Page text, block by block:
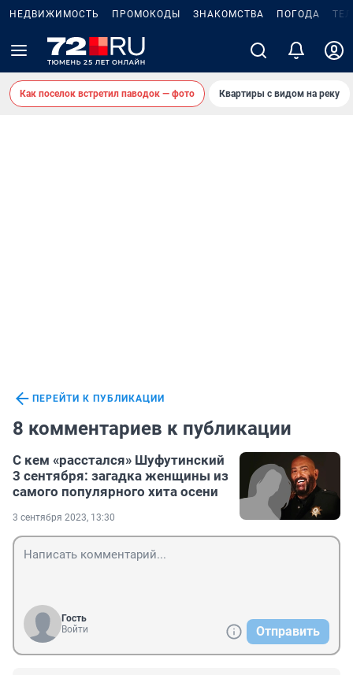
НЕДВИЖИМОСТЬ ПРОМОКОДЫ ЗНАКОМСТВА ПОГОДА
Как поселок встретил паводок — фото Квартиры с видом на реку
ПЕРЕЙТИ К ПУБЛИКАЦИИ
8 комментариев к публикации
С кем «расстался» Шуфутинский
3 сентября: загадка женщины из
самого популярного хита осени
3 сентября 2023, 13:30
Гость
Войти
Отправить